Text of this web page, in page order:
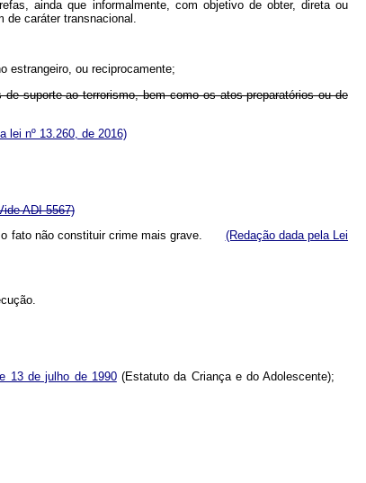
ainda que informalmente, com objetivo de obter, direta ou
caráter transnacional.
estrangeiro, ou reciprocamente;
suporte ao terrorismo, bem como os atos preparatórios ou de
lei nº 13.260, de 2016)
ADI 5567)
o fato não constituir crime mais grave. (Redação dada pela Lei
13 de julho de 1990(Estatuto da Criança e do Adolescente);